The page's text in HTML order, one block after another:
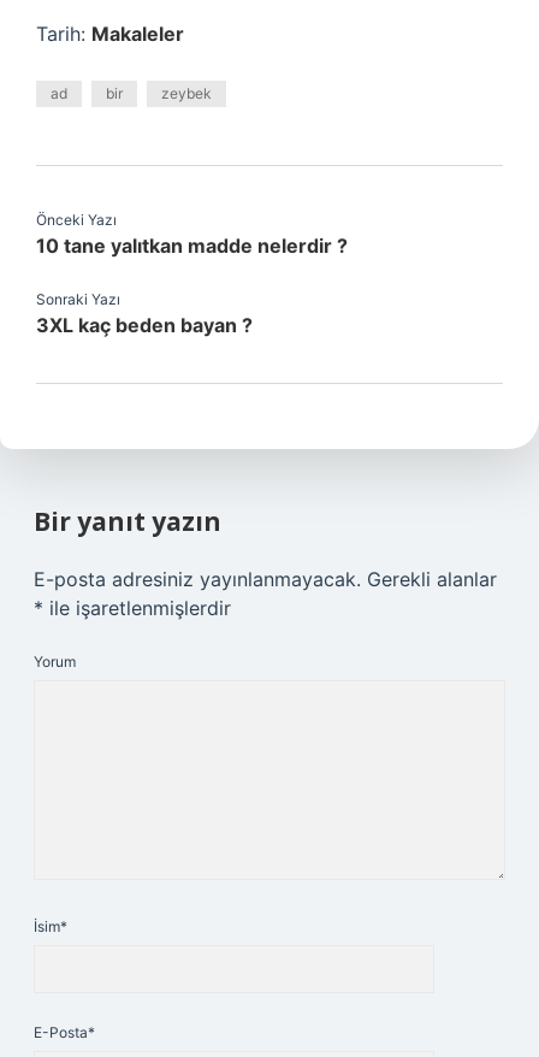
Tarih: Makaleler
ad bir zeybek
Önceki Yazı
10 tane yalıtkan madde nelerdir ?
Sonraki Yazı
3XL kaç beden bayan ?
Bir yanıt yazın
E-posta adresiniz yayınlanmayacak. Gerekli alanlar
* ile işaretlenmişlerdir
Yorum
İsim*
E-Posta*